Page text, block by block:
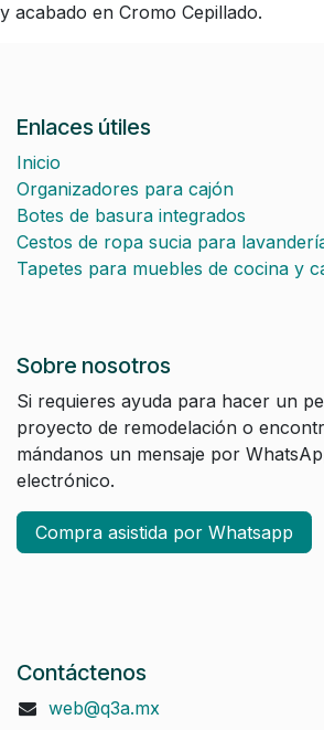
y acabado en Cromo Cepillado.
Enlaces útiles
Inicio
Organizadores para cajón
Botes de basura integrados
Cestos de ropa sucia para
Tapetes para muebles de cocina y
Sobre nosotros
Si requieres ayuda para hacer un
proyecto de remodelación o
mándanos un mensaje por
electrónico.
Compra asistida por Whatsapp
Contáctenos
web@q3a.mx